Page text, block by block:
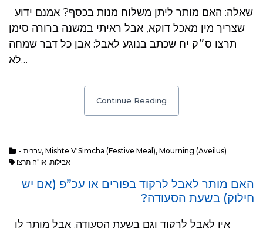
שצריך מין מאכל דוקא, אבל ראיתי במשנה ברורה סימן
תרצו ס״ק יח שכתב בנוגע לאבל: אבן כל דבר שמחה
לא…
Continue Reading
- עברית, Mishte V'Simcha (Festive Meal), Mourning (Aveilus)
אבילות, או"ח תרצו
האם מותר לאבל לרקוד בפורים או עכ”פ (אם יש
חילוק) בשעת הסעודה?